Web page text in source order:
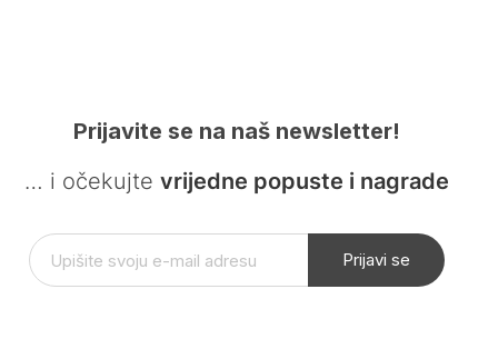
Prijavite se na naš newsletter!
… i očekujte vrijedne popuste i nagrade
Prijavi se